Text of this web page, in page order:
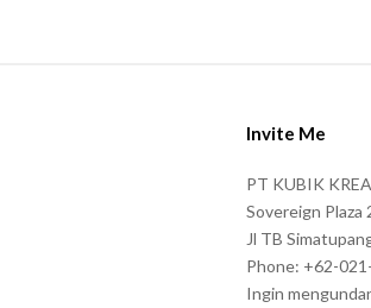
Invite Me
PT KUBIK
Sovereign Plaza
Jl TB
Phone: +62-
Ingin